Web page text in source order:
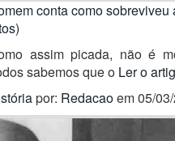
conta como
assim picada, não é
sabemos que o Ler o
por: Redacaoem 05/03/